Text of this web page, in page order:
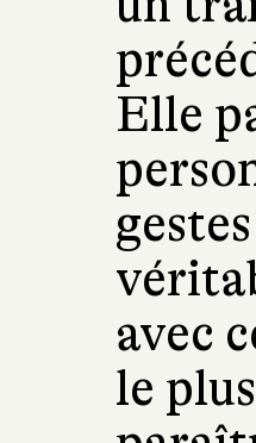
Elle
avec
le